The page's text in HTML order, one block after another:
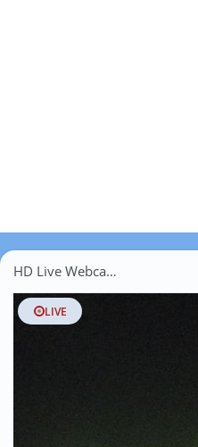
HD Live Webcams Senouillac
LIVE